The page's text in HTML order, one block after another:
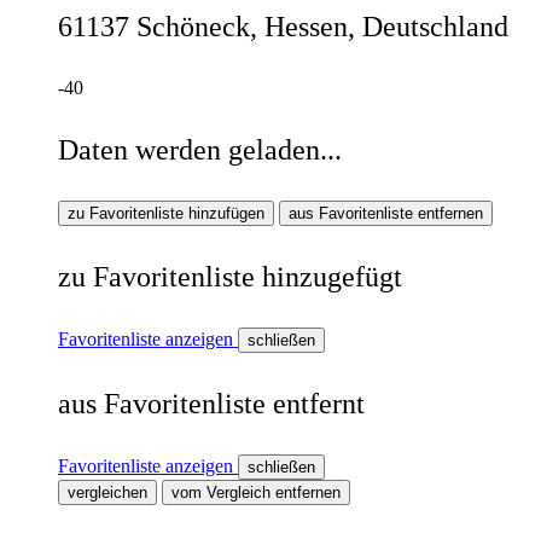
61137 Schöneck, Hessen, Deutschland
-40
Daten werden geladen...
zu Favoritenliste hinzufügen aus Favoritenliste entfernen
zu Favoritenliste hinzugefügt
Favoritenliste anzeigen schließen
aus Favoritenliste entfernt
Favoritenliste anzeigen
schließen
vergleichen
vom Vergleich entfernen